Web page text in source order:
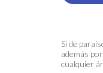
Si de
además
cualquier